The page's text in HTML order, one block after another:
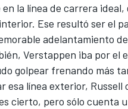
la línea de carrera
Ese resultó ser el
adelantamiento
Verstappen iba por el
golpear frenando más
esa línea exterior,
cierto, pero sólo cuenta